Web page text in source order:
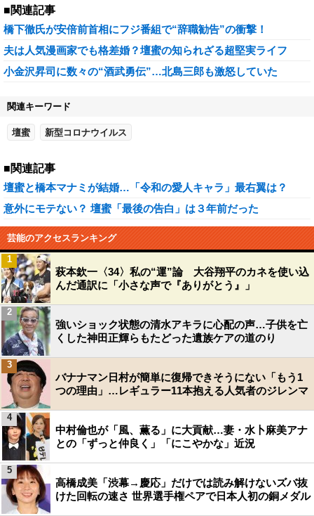
■関連記事
橋下徹氏が安倍前首相にフジ番組で“辞職勧告”の衝撃！
夫は人気漫画家でも格差婚？壇蜜の知られざる超堅実ライフ
小金沢昇司に数々の“酒武勇伝”…北島三郎も激怒していた
関連キーワード
壇蜜 新型コロナウイルス
■関連記事
壇蜜と橋本マナミが結婚…「令和の愛人キャラ」最右翼は？
意外にモテない？ 壇蜜「最後の告白」は３年前だった
芸能のアクセスランキング
萩本欽一〈34〉私の“運”論 大谷翔平のカネを使い込
んだ通訳に「小さな声で『ありがとう』」
1
強いショック状態の清水アキラに心配の声…子供を亡
くした神田正輝らもたどった遺族ケアの道のり
2
バナナマン日村が簡単に復帰できそうにない「もう1
つの理由」…レギュラー11本抱える人気者のジレンマ
3
中村倫也が「風、薫る」に大貢献…妻・水卜麻美アナ
との「ずっと仲良く」「にこやかな」近況
4
高橋成美「渋幕→慶応」だけでは読み解けないズバ抜
けた回転の速さ 世界選手権ペアで日本人初の銅メダル
5